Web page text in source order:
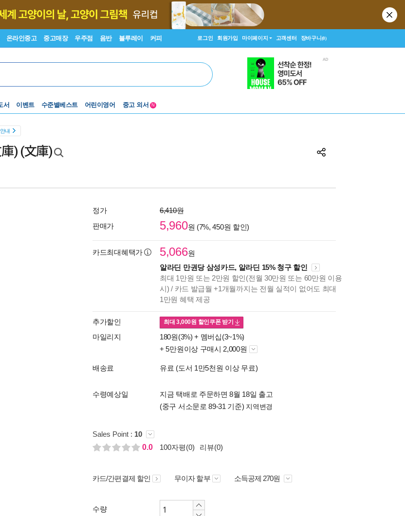
온라인중고 중고매장 우주점 음반 블루레이 커피 로그인 회원가입 마이페이지 고객센터 장바구니(0)
서 이벤트
수준별베스트
Lexile®
어린이영어
중고 외서
5백원부터
N
내
) (文庫)
정가
6,410원
판매가
5,960원 (7%, 450원 할인)
카드최대혜택가 5,066원
알라딘 만권당 삼성카드, 알라딘 15% 청구 할인
최대 1만원 또는 2만원 할인(전월 30만원 또는 60만원 이용
시) / 카드 발급월 +1개월까지는 전월 실적이 없어도 최대
1만원 혜택 제공
추가할인 최대3,000원 할인쿠폰 받기
마일리지 180원(3%) + 멤버십(3~1%)
+ 5만원이상 구매시 2,000원
배송료 유료 (도서 1만5천원 이상 무료)
수령예상일
지금 택배로 주문하면 8월 18일 출고
(중구 서소문로 89-31 기준) 지역변경
Sales Point : 10
0.0
100자평(0) 리뷰(0)
카드/간편결제 할인 무이자 할부 소득공제 270원
수량